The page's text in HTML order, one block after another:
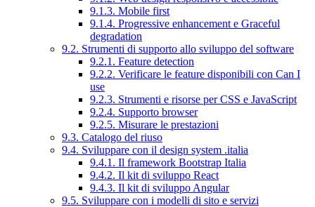
9.1.3. Mobile first
9.1.4. Progressive enhancement e Graceful
degradation
9.2. Strumenti di supporto allo sviluppo del software
9.2.1. Feature detection
9.2.2. Verificare le feature disponibili con Can I
use
9.2.3. Strumenti e risorse per CSS e JavaScript
9.2.4. Supporto browser
9.2.5. Misurare le prestazioni
9.3. Catalogo del riuso
9.4. Sviluppare con il design system .italia
9.4.1. Il framework Bootstrap Italia
9.4.2. Il kit di sviluppo React
9.4.3. Il kit di sviluppo Angular
9.5. Sviluppare con i modelli di sito e servizi